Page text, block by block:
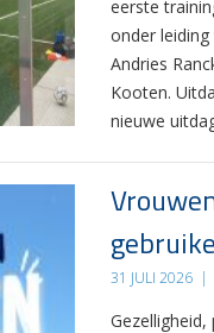
eerste
onder
Andries
Kooten.
nieuwe
31 JULI 2026 |